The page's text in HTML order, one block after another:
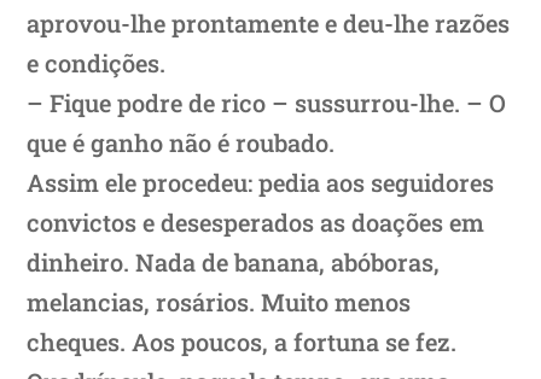
aprovou-lhe prontamente e deu-lhe razões
e condições.
– Fique podre de rico – sussurrou-lhe. – O
que é ganho não é roubado.
Assim ele procedeu: pedia aos seguidores
convictos e desesperados as doações em
dinheiro. Nada de banana, abóboras,
melancias, rosários. Muito menos
cheques. Aos poucos, a fortuna se fez.